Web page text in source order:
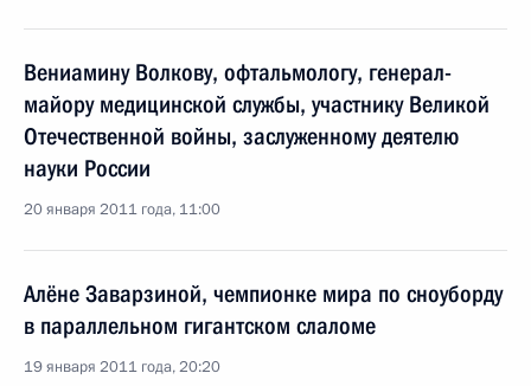
Вениамину Волкову, офтальмологу, генерал-
майору медицинской службы, участнику Великой
Отечественной войны, заслуженному деятелю
науки России
20 января 2011 года, 11:00
Алёне Заварзиной, чемпионке мира по сноуборду
в параллельном гигантском слаломе
19 января 2011 года, 20:20